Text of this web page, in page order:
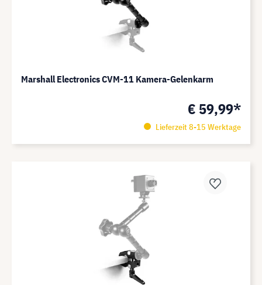
Marshall Electronics CVM-11 Kamera-Gelenkarm
€ 59,99*
Lieferzeit 8-15 Werktage